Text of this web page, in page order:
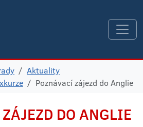
Aktuality
Poznávací zájezd do Anglie
DO ANGLIE